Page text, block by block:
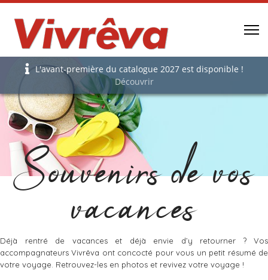
L'avant-première du catalogue 2027 est disponible !
Découvrir
Souvenirs de vos
vacances
Déjà rentré de vacances et déjà envie d’y retourner ? Vos
accompagnateurs Vivrêva ont concocté pour vous un petit résumé de
votre voyage. Retrouvez-les en photos et revivez votre voyage !